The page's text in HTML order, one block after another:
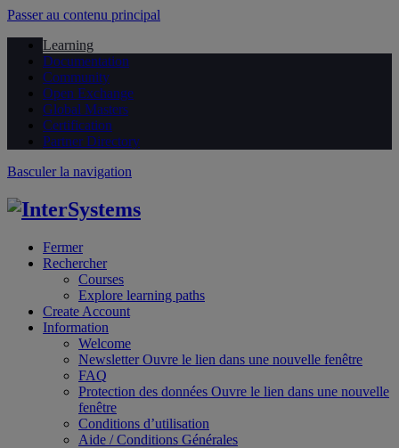
Passer au contenu principal
Learning
Documentation
Community
Open Exchange
Global Masters
Certification
Partner Directory
Basculer la navigation
Fermer
Rechercher
Courses
Explore learning paths
Create Account
Information
Welcome
NewsletterOuvre le lien dans une nouvelle fenêtre
FAQ
Protection des données Ouvre le lien dans une nouvelle
fenêtre
Conditions d’utilisation
Aide / Conditions Générales